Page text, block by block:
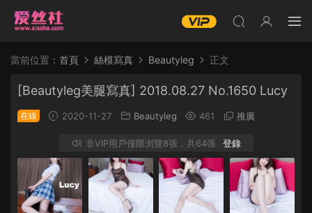
當前位置： 首頁 絲模寫真 Beautyleg 正文
[Beautyleg美腿寫真] 2018.08.27 No.1650 Lucy
在線 2020-11-27 Beautyleg 461 推廣
非VIP用戶僅限浏覽8張，共64張 登錄